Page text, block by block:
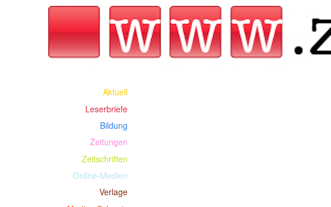
Aktuell
Leserbriefe
Bildung
Zeitungen
Zeitschriften
Online-Medien
Verlage